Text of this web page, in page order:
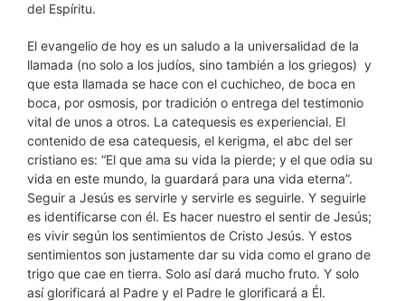
del Espíritu.
El evangelio de hoy es un saludo a la universalidad de la
llamada (no solo a los judíos, sino también a los griegos) y
que esta llamada se hace con el cuchicheo, de boca en
boca, por osmosis, por tradición o entrega del testimonio
vital de unos a otros. La catequesis es experiencial. El
contenido de esa catequesis, el kerigma, el abc del ser
cristiano es: “El que ama su vida la pierde; y el que odia su
vida en este mundo, la guardará para una vida eterna”.
Seguir a Jesús es servirle y servirle es seguirle. Y seguirle
es identificarse con él. Es hacer nuestro el sentir de Jesús;
es vivir según los sentimientos de Cristo Jesús. Y estos
sentimientos son justamente dar su vida como el grano de
trigo que cae en tierra. Solo así dará mucho fruto. Y solo
así glorificará al Padre y el Padre le glorificará a Él.